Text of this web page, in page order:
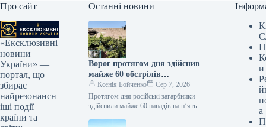
Про сайт
«Ексклюзивні
новини
України» —
портал, що
збирає
найрезонансн
іші події
країни та
Останні новини
Ворог протягом дня здійснив
майже 60 обстрілів
Дніпропетровщини, внаслідок
чого п’ятеро людей загинули
та 16 отримали поранення.
Ксенія Бойченко
Сер 7, 2026
Протягом дня російські загарбники
здійснили майже 60 нападів на п’ять
чого п’ятеро осіб загинули, а ще 16…
и
а